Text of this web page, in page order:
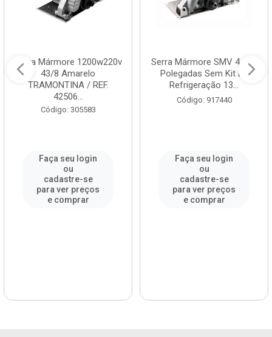
Serra Mármore 1200w220v
43/8 Amarelo
TRAMONTINA / REF.
42506...
Código: 305583
Faça seu login
ou
cadastre-se
para ver preços
e comprar
Serra Mármore SMV 4-3/8
Polegadas Sem Kit De
Refrigeração 13...
Código: 917440
Faça seu login
ou
cadastre-se
para ver preços
e comprar